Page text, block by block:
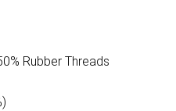
Rubber Threads